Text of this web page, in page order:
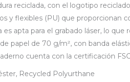
reciclada, con el logotipo
y flexibles (PU) que proporcionan
apta para el grabado láser, lo
papel de 70 g/m², con banda
cuenta con la certificación
Recycled Polyurthane